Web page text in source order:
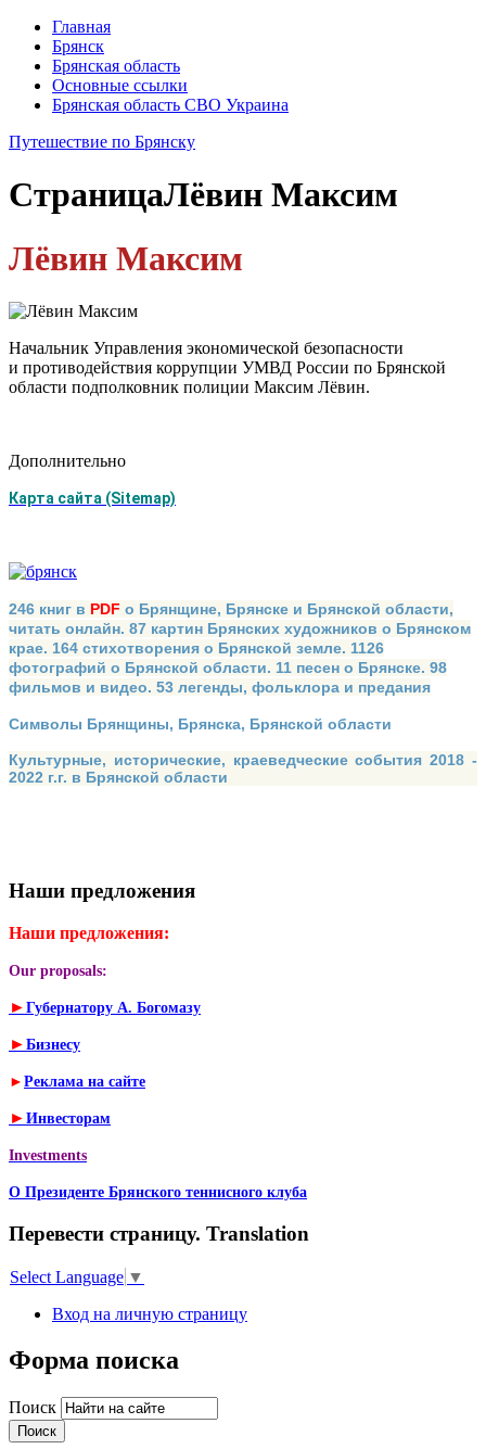
Главная
Брянск
Брянская область
Основные ссылки
Брянская область СВО Украина
Путешествие по Брянску
СтраницаЛёвин Максим
Лёвин Максим
Начальник Управления экономической безопасности
и противодействия коррупции УМВД России по Брянской
области подполковник полиции Максим Лёвин.
Дополнительно
Карта сайта (Sitemap)
246 книг в PDF о Брянщине, Брянске и Брянской области,
читать онлайн. 87 картин Брянских художников о Брянском
крае. 164 стихотворения о Брянской земле. 1126
фотографий о Брянской области. 11 песен о Брянске. 98
фильмов и видео. 53 легенды, фольклора и предания
Символы Брянщины, Брянска, Брянской области
Культурные, исторические, краеведческие события 2018 -
2022 г.г. в Брянской области
Наши предложения
Наши предложения:
Our proposals:
► Губернатору А. Богомазу
► Бизнесу
► Реклама на сайте
► Инвесторам
Investments
О Президенте Брянского теннисного клуба
Перевести страницу. Translation
Select Language ▼
Вход на личную страницу
Форма поиска
Поиск